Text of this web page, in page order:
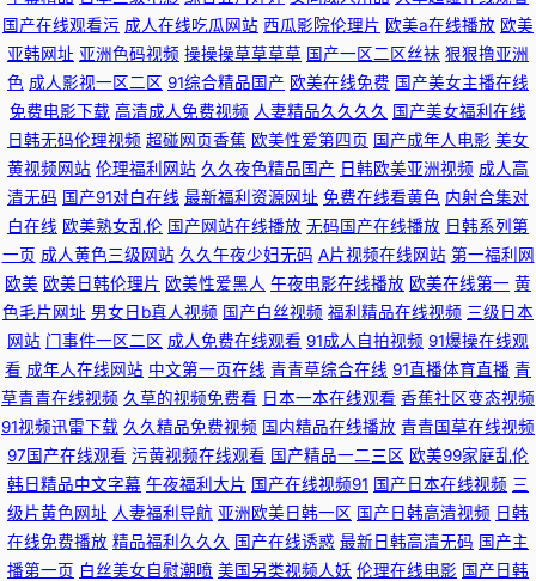
机午夜影院 99久久毛片网 aV色导航 玖玖玖国产 91巨炮福利网 亚洲人成电
影网站色 精品丝袜 91AV大神 亚洲av资源在线网站 九一玖色 亚洲欧美日韩
国产精 久久VV 91次元成人APP 午夜理伦三级理论 精品久久噜噜噜噜 91传
媒下载 亚洲中文丝袜精品网 久久中国少妇 91伦理 亚洲人妻激情在线三级 精
东三级 91极品处女 亚洲成人资源在线 黄色网络入口处 亚洲欧美综合18 午夜
成人免费福利网站 精品国产一二区 91N在线WWW 亚洲三黄网站 精品无码视
频入口 91看淫黄大片 亚洲色青青草原网站 九1在线网页 97视屏在线观看 超
碰97人人射 女生露出自慰喷水 97资源在线中文 aⅴ福利影院 美女网站色免费
91偷拍视频在线观看 51国产精品 免费无码视频一二三 AV线上 国产av福利院
欧美日韩精品人妻久久 成人9118禁网站 精品9197九色超踫 欧美亚洲人成网
国产在线观看污 成人在线吃瓜网站 西瓜影院伦理片 欧美a在线播放 欧美
亚韩网址 亚洲色码视频 操操操草草草草 国产一区二区丝袜 狠狠撸亚洲
色 成人影视一区二区 91综合精品国产 欧美在线免费 国产美女主播在线
免费电影下载 高清成人免费视频 人妻精品久久久久 国产美女福利在线
日韩无码伦理视频 超碰网页香蕉 欧美性爱第四页 国产成年人电影 美女
黄视频网站 伦理福利网站 久久夜色精品国产 日韩欧美亚洲视频 成人高
清无码 国产91对白在线 最新福利资源网址 免费在线看黄色 内射合集对
白在线 欧美熟女乱伦 国产网站在线播放 无码国产在线播放 日韩系列第
一页 成人黄色三级网站 久久午夜少妇无码 A片视频在线网站 第一福利网
欧美 欧美日韩伦理片 欧美性爱黑人 午夜电影在线播放 欧美在线第一 黄
色毛片网址 男女日b真人视频 国产白丝视频 福利精品在线视频 三级日本
网站 门事件一区二区 成人免费在线观看 91成人自拍视频 91爆操在线观
看 成年人在线网站 中文第一页在线 青青草综合在线 91直播体育直播 青
草青青在线视频 久草的视频免费看 日本一本在线观看 香蕉社区变态视频
91视频迅雷下载 久久精品免费视频 国内精品在线播放 青青国草在线视频
97国产在线观看 污黄视频在线观看 国产精品一二三区 欧美99家庭乱伦
韩日精品中文字幕 午夜福利大片 国产在线视频91 国产日本在线视频 三
级片黄色网址 人妻福利导航 亚洲欧美日韩一区 国产日韩高清视频 日韩
在线免费播放 精品福利久久久 国产在线诱惑 最新日韩高清无码 国产主
播第一页 白丝美女自慰潮喷 美国另类视频人妖 伦理在线电影 国产日韩